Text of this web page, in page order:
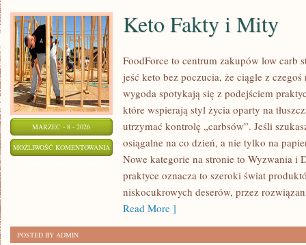
MARZEC - 8 - 2026
MOŻLIWOŚĆ KOMENTOWANIA KETO
FAKTY
MITY
Keto Fakty i Mity
FoodForce to centrum zakupów low carb
jeść keto bez poczucia, że ciągle z
wygoda spotykają się z podejściem
które wspierają styl życia oparty na
utrzymać kontrolę „carbsów”. Jeśli
osiągalne na co dzień, a nie tylko na
Nowe kategorie na stronie to Wyzwania i
praktyce oznacza to szeroki świat
niskocukrowych deserów, przez
Read More ]
POSTED BY ADMIN